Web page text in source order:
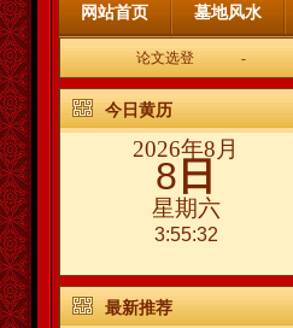
网站首页 墓地风水
论文选登 -
今日黄历
2026年8月
8 日
星期六
3:55:33
最新推荐